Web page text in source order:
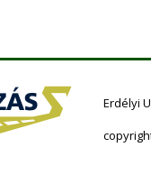
Erdélyi